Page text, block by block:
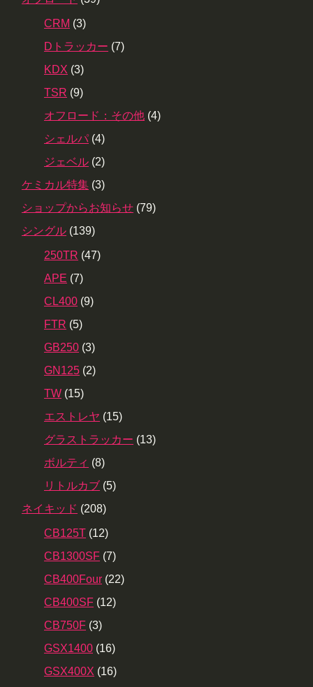
CRM (3)
Dトラッカー (7)
KDX (3)
TSR (9)
オフロード：その他 (4)
シェルパ (4)
ジェベル (2)
ケミカル特集 (3)
ショップからお知らせ (79)
シングル (139)
250TR (47)
APE (7)
CL400 (9)
FTR (5)
GB250 (3)
GN125 (2)
TW (15)
エストレヤ (15)
グラストラッカー (13)
ボルティ (8)
リトルカブ (5)
ネイキッド (208)
CB125T (12)
CB1300SF (7)
CB400Four (22)
CB400SF (12)
CB750F (3)
GSX1400 (16)
GSX400X (16)